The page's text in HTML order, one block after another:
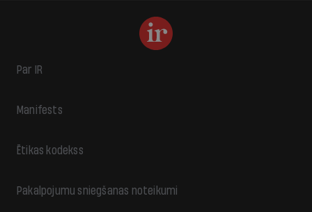
Par IR
Manifests
Ētikas kodekss
Pakalpojumu sniegšanas noteikumi